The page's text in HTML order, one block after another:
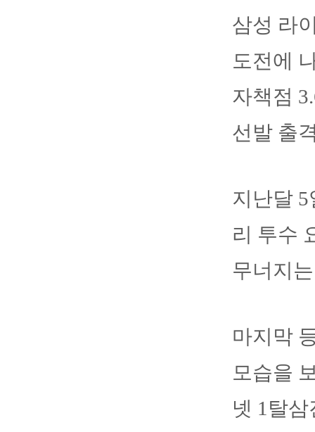
삼성 라
도전에
자책점
선발 출
지난달
리 투수
무너지
마지막
모습을
넷 1탈